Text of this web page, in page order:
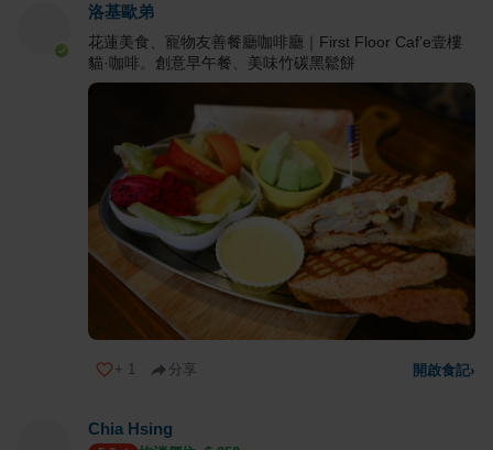
洛基歐弟
花蓮美食、寵物友善餐廳咖啡廳｜First Floor Caf’e壹樓
貓·咖啡。創意早午餐、美味竹碳黑鬆餅
+ 1 分享 開啟食記›
Chia Hsing